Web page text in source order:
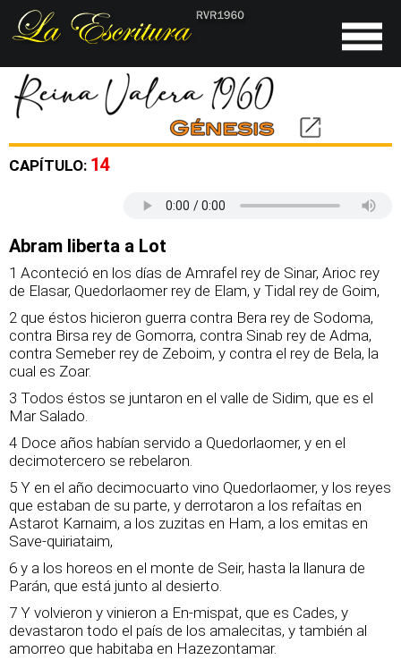
CAPÍTULO: 14
Abram liberta a Lot
1 Aconteció en los días de Amrafel rey de Sinar, Arioc rey
de Elasar, Quedorlaomer rey de Elam, y Tidal rey de Goim,
2 que éstos hicieron guerra contra Bera rey de Sodoma,
contra Birsa rey de Gomorra, contra Sinab rey de Adma,
contra Semeber rey de Zeboim, y contra el rey de Bela, la
cual es Zoar.
3 Todos éstos se juntaron en el valle de Sidim, que es el
Mar Salado.
4 Doce años habían servido a Quedorlaomer, y en el
decimotercero se rebelaron.
5 Y en el año decimocuarto vino Quedorlaomer, y los reyes
que estaban de su parte, y derrotaron a los refaítas en
Astarot Karnaim, a los zuzitas en Ham, a los emitas en
Save-quiriataim,
6 y a los horeos en el monte de Seir, hasta la llanura de
Parán, que está junto al desierto.
7 Y volvieron y vinieron a En-mispat, que es Cades, y
devastaron todo el país de los amalecitas, y también al
amorreo que habitaba en Hazezontamar.